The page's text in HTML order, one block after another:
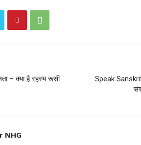
– क्या है रहस्य रूसी
Speak Sanskrit:
NHG